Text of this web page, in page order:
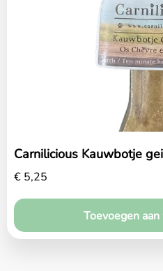
Carnilicious Kauwbotje
€ 5,25
Toevoegen